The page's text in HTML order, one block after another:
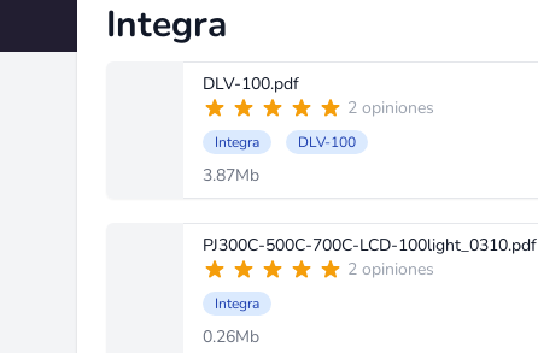
Integra
DLV-100.pdf
2 opiniones
Integra DLV-100
3.87Mb
PJ300C-500C-700C-LCD-100light_0310.pdf
2 opiniones
Integra
0.26Mb